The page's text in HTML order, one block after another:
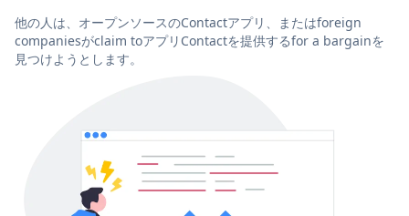
他の人は、オープンソースのContactアプリ、またはforeign
companiesがclaim toアプリContactを提供するfor a bargainを
見つけようとします。